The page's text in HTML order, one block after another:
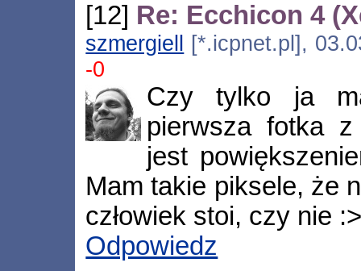
[12] Re: Ecchicon 4
szmergiell
[*.icpnet.pl],
-0
Czy tylko ja
pierwsza fotka
jest
Mam takie piksele, że
człowiek stoi, czy nie
Odpowiedz